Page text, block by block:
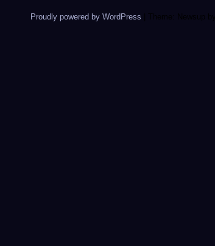
Proudly powered by WordPress Theme: Newsup by